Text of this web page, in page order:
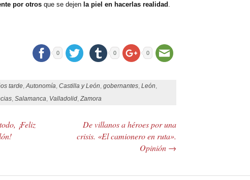
por otros que se dejen la piel en hacerlas realidad .
0 0 0
tarde Autonomía Castilla y León gobernantes León
Salamanca Valladolid Zamora
¡Feliz
De villanos a héroes por una
crisis. «El camionero en ruta».
Opinión →